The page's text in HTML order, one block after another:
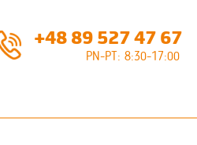
+48 89 527 47 67
PN-PT: 8:30-17:00